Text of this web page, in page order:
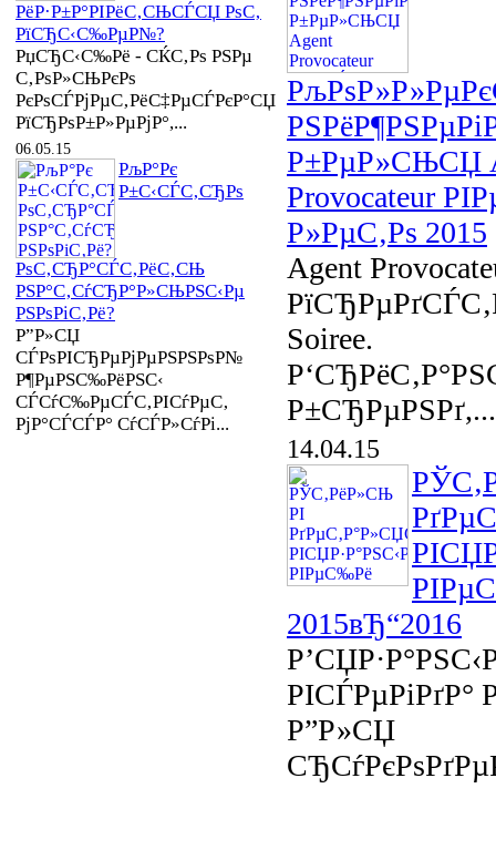
РёР·Р±Р°РІРёС‚СЊСЃСЏ РѕС‚
РїСЂС‹С‰РµР№?
РџСЂС‹С‰Рё - СЌС‚Рѕ РЅРµ
С‚РѕР»СЊРєРѕ
РєРѕСЃРјРµС‚РёС‡РµСЃРєР°СЏ
РїСЂРѕР±Р»РµРјР°,...
06.05.15
РљР°Рє
Р±С‹СЃС‚СЂРѕ
РѕС‚СЂР°СЃС‚РёС‚СЊ
РЅР°С‚СѓСЂР°Р»СЊРЅС‹Рµ
РЅРѕРіС‚Рё?
Р”Р»СЏ
СЃРѕРІСЂРµРјРµРЅРЅРѕР№
Р¶РµРЅС‰РёРЅС‹
СЃСѓС‰РµСЃС‚РІСѓРµС‚
РјР°СЃСЃР° СѓСЃР»СѓРі...
Р±РµР»СЊСЏ
Provocateur
Р»РµС‚Рѕ 2015
Agent
Soiree.
Р±СЂРµРЅРґ,...
14.04.15
2015вЂ“2016
РІСЃРµРіРґР°
Р”Р»СЏ